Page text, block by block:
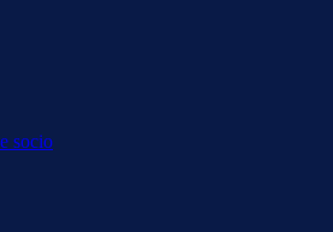
socio